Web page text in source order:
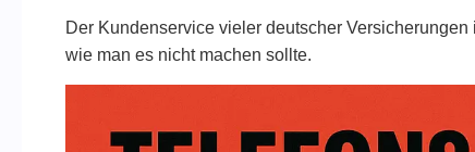
Der Kundenservice vieler deutscher
wie man es nicht machen sollte.